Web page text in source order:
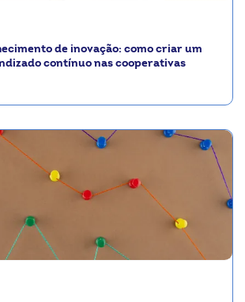
de inovação: como criar um
contínuo nas cooperativas